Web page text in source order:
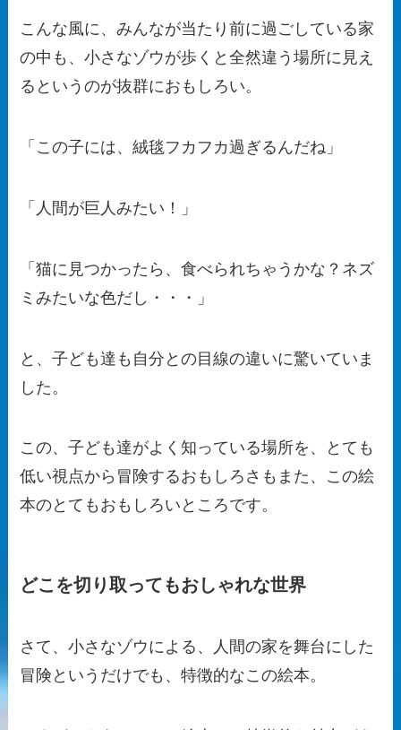
こんな風に、みんなが当たり前に過ごしている家
の中も、小さなゾウが歩くと全然違う場所に見え
るというのが抜群におもしろい。
「この子には、絨毯フカフカ過ぎるんだね」
「人間が巨人みたい！」
「猫に見つかったら、食べられちゃうかな？ネズ
ミみたいな色だし・・・」
と、子ども達も自分との目線の違いに驚いていま
した。
この、子ども達がよく知っている場所を、とても
低い視点から冒険するおもしろさもまた、この絵
本のとてもおもしろいところです。
どこを切り取ってもおしゃれな世界
さて、小さなゾウによる、人間の家を舞台にした
冒険というだけでも、特徴的なこの絵本。